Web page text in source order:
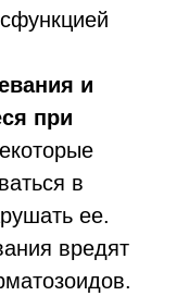
и
при
в
ее.
вредят